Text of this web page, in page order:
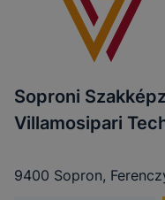
Soproni
Villamosipari
9400 Sopron,